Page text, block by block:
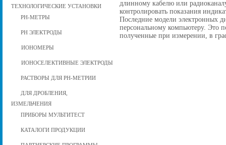
ТЕХНОЛОГИЧЕСКИЕ УСТАНОВКИ
РН-МЕТРЫ
РН ЭЛЕКТРОДЫ
ИОНОМЕРЫ
ИОНОСЕЛЕКТИВНЫЕ ЭЛЕКТРОДЫ
РАСТВОРЫ ДЛЯ РН-МЕТРИИ
ДЛЯ ДРОБЛЕНИЯ,
ИЗМЕЛЬЧЕНИЯ
ПРИБОРЫ МУЛЬТИТЕСТ
КАТАЛОГИ ПРОДУКЦИИ
длинному кабелю или
контролировать показания
Последние модели электронных
персональному компьютеру. Это
полученные при измерении, в